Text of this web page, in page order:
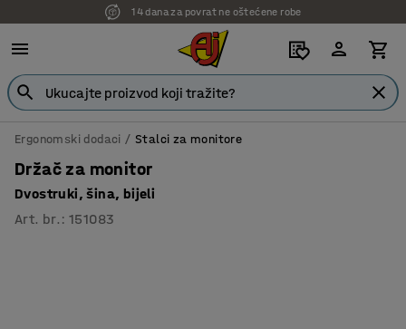
14 dana za povrat ne oštećene robe
Ergonomski dodaci Stalci za monitore
Držač za monitor
Dvostruki, šina, bijeli
Art. br. :151083